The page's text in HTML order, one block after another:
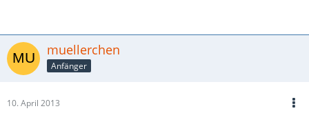
muellerchen
Anfänger
10. April 2013